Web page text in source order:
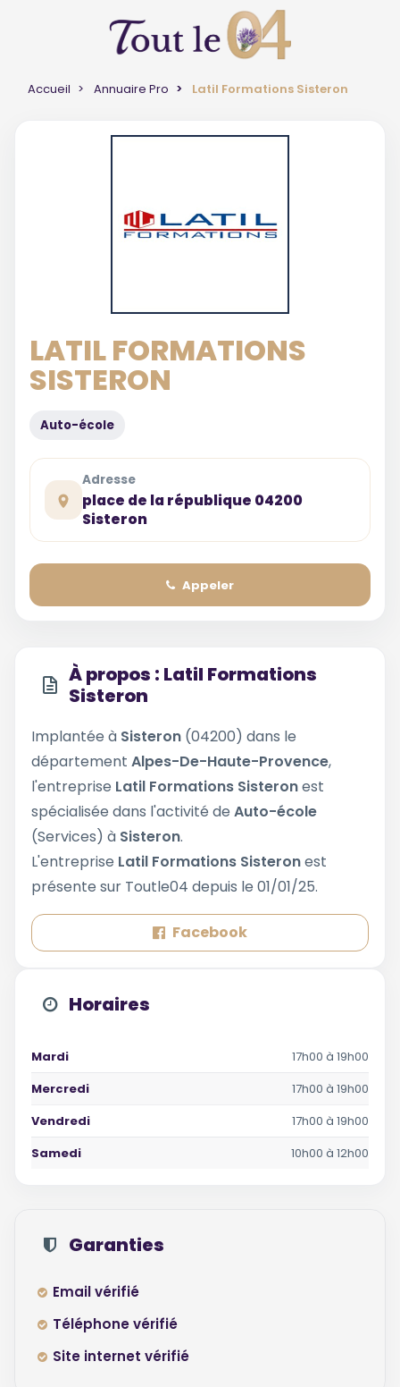
Accueil Annuaire Pro Latil Formations Sisteron
LATIL FORMATIONS
SISTERON
Auto-école
Adresse
place de la république 04200
Sisteron
Appeler
À propos : Latil Formations
Sisteron
Implantée à Sisteron (04200) dans le
département Alpes-De-Haute-Provence,
l'entreprise Latil Formations Sisteronest
spécialisée dans l'activité de Auto-école
(Services) à Sisteron.
L'entreprise Latil Formations Sisteronest
présente sur Toutle04 depuis le 01/01/25.
Facebook
Horaires
Mardi
17h00 à 19h00
Mercredi
17h00 à 19h00
Vendredi
17h00 à 19h00
Samedi
10h00 à 12h00
Garanties
Email vérifié
Téléphone vérifié
Site internet vérifié